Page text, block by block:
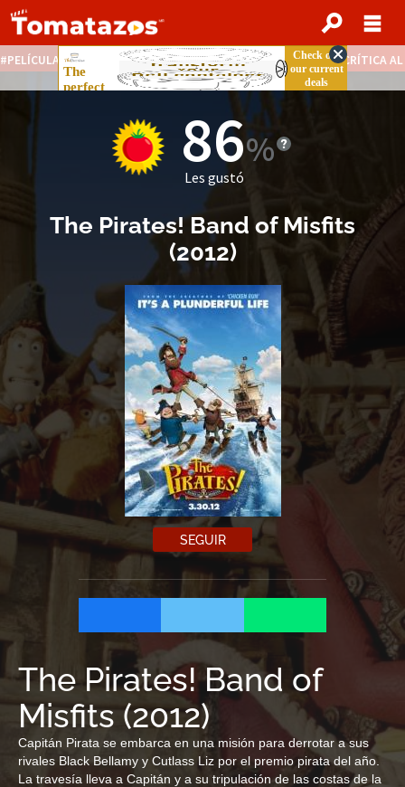
PELÍCULAS STREAMING GRATIS NOTICIAS DESTACADAS CRÍTICA
86
Les gustó
The Pirates! Band of Misfits
(2012)
SEGUIR
The Pirates! Band of
Misfits (2012)
Capitán Pirata se embarca en una misión para derrotar a sus
rivales Black Bellamy y Cutlass Liz por el premio pirata del año.
La travesía lleva a Capitán y a su tripulación de las costas de la